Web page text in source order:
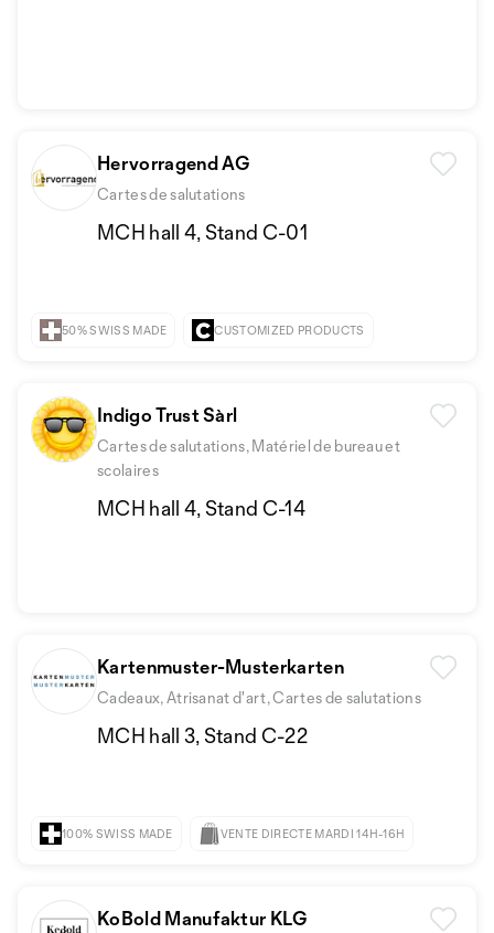
Hervorragend AG
Cartes de salutations
MCH hall 4, Stand C-01
50% SWISS MADE CUSTOMIZED PRODUCTS
Indigo Trust Sàrl
Cartes de salutations, Matériel de bureau et
scolaires
MCH hall 4, Stand C-14
Kartenmuster-Musterkarten
Cadeaux, Atrisanat d'art, Cartes de salutations
MCH hall 3, Stand C-22
100% SWISS MADE VENTE DIRECTE MARDI 14H-16H
KoBold Manufaktur KLG